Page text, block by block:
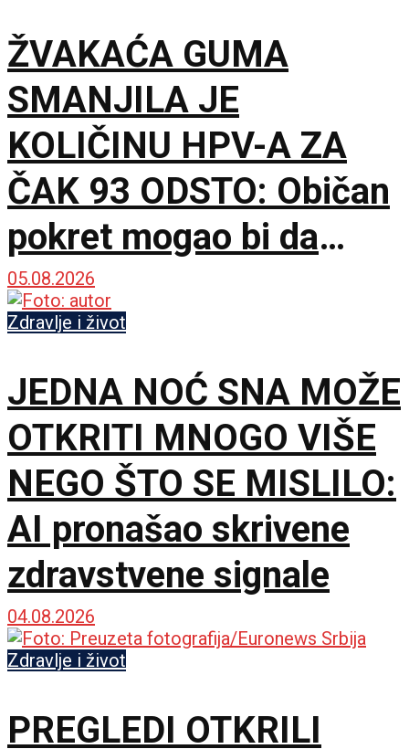
ŽVAKAĆA GUMA
SMANJILA JE
KOLIČINU HPV-A ZA
ČAK 93 ODSTO: Običan
pokret mogao bi da
dobije sasvim novu
ulogu
05.08.2026
Zdravlje i život
JEDNA NOĆ SNA MOŽE
OTKRITI MNOGO VIŠE
NEGO ŠTO SE MISLILO:
AI pronašao skrivene
zdravstvene signale
04.08.2026
Zdravlje i život
PREGLEDI OTKRILI